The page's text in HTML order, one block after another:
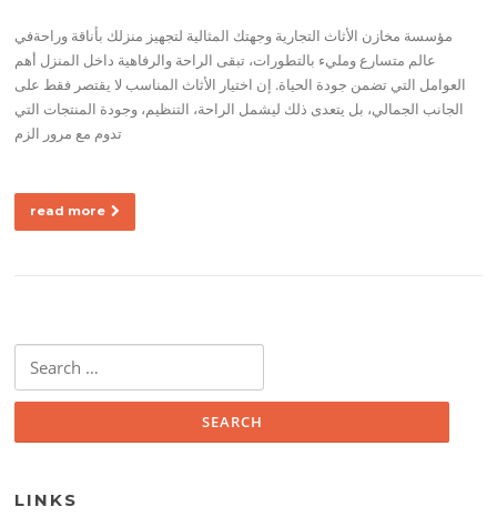
مؤسسة مخازن الأثاث التجارية وجهتك المثالية لتجهيز منزلك بأناقة وراحةفي
عالم متسارع ومليء بالتطورات، تبقى الراحة والرفاهية داخل المنزل أهم
العوامل التي تضمن جودة الحياة. إن اختيار الأثاث المناسب لا يقتصر فقط على
الجانب الجمالي، بل يتعدى ذلك ليشمل الراحة، التنظيم، وجودة المنتجات التي
تدوم مع مرور الزم
read more
Search for:
LINKS